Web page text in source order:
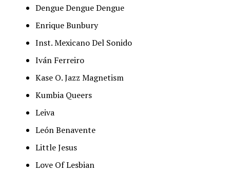
Dengue Dengue Dengue
Enrique Bunbury
Inst. Mexicano Del Sonido
Iván Ferreiro
Kase O. Jazz Magnetism
Kumbia Queers
Leiva
León Benavente
Little Jesus
Love Of Lesbian